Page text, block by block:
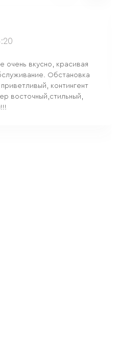
очень вкусно, красивая
Обстановка
контингент
восточный,стильный,